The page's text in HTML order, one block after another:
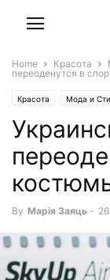
Home Красота
переоденутся в
Красота Мода и
By Марiя Заяць -